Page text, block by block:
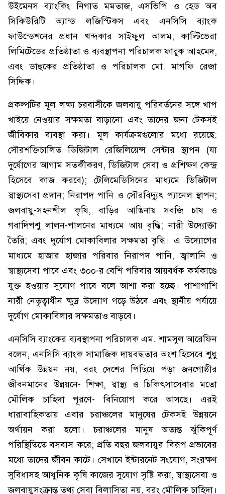
উইমেনস ব্যাংকিং নিগাত মমতাজ, এসভিপি ও হেড অব
সিকিউরিটি অ্যান্ড লজিস্টিকস এবং এনসিসি ব্যাংক
ফাউন্ডেশনের প্রধান খন্দকার সাইফুল আলম, কাল্টিভেরা
লিমিটেডের প্রতিষ্ঠাতা ও ব্যবস্থাপনা পরিচালক ফারুক আহমেদ,
এবং ডাহুকের প্রতিষ্ঠাতা ও পরিচালক মো. মাগফি রেজা
সিদ্দিক।
প্রকল্পটির মূল লক্ষ্য চরবাসীকে জলবায়ু পরিবর্তনের সঙ্গে খাপ
খাইয়ে নেওয়ার সক্ষমতা বাড়ানো এবং তাদের জন্য টেকসই
জীবিকার ব্যবস্থা করা। মূল কার্যক্রমগুলোর মধ্যে রয়েছে:
সৌরশক্তিচালিত ডিজিটাল রেজিলিয়েন্স সেন্টার স্থাপন (যা
দুর্যোগের আগাম সতর্কীকরণ, ডিজিটাল সেবা ও প্রশিক্ষণ কেন্দ্র
হিসেবে কাজ করবে); টেলিমেডিসিনের মাধ্যমে ডিজিটাল
স্বাস্থ্যসেবা প্রদান; নিরাপদ পানি ও সৌরবিদ্যুৎ প্যানেল স্থাপন;
জলবায়ু-সহনশীল কৃষি, বাড়ির আঙিনায় সবজি চাষ ও
গবাদিপশু লালন-পালনের মাধ্যমে আয় বৃদ্ধি; নারী উদ্যোক্তা
তৈরি; এবং দুর্যোগ মোকাবিলার সক্ষমতা বৃদ্ধি। এ উদ্যোগের
মাধ্যমে হাজার হাজার পরিবার নিরাপদ পানি, জ্বালানি ও
স্বাস্থ্যসেবা পাবে এবং ৩০০-র বেশি পরিবার আয়বর্ধক কর্মকাণ্ডে
যুক্ত হওয়ার সুযোগ পাবে বলে আশা করা হচ্ছে। পাশাপাশি
নারী নেতৃত্বাধীন ক্ষুদ্র উদ্যোগ গড়ে উঠবে এবং স্থানীয় পর্যায়ে
দুর্যোগ মোকাবিলার সক্ষমতাও বাড়বে।
এনসিসি ব্যাংকের ব্যবস্থাপনা পরিচালক এম. শামসুল আরেফিন
বলেন, এনসিসি ব্যাংক সামাজিক দায়বদ্ধতার অংশ হিসেবে শুধু
আর্থিক উন্নয়ন নয়, বরং দেশের পিছিয়ে পড়া জনগোষ্ঠীর
জীবনমানের উন্নয়নে- শিক্ষা, স্বাস্থ্য ও চিকিৎসাসেবার মতো
মৌলিক চাহিদা পূরণে- বিনিয়োগ করে আসছে। এরই
ধারাবাহিকতায় এবার চরাঞ্চলের মানুষের টেকসই উন্নয়নে
অর্থায়ন করা হলো। চরাঞ্চলের মানুষ অত্যন্ত ঝুঁকিপূর্ণ
পরিস্থিতিতে বসবাস করে; প্রতি বছর জলবায়ুর বিরূপ প্রভাবের
মধ্যে তাদের জীবন কাটে। সেখানে ইন্টারনেট সংযোগ, সংরক্ষণ
সুবিধাসহ আধুনিক কৃষি কাজের সুযোগ সৃষ্টি করা, স্বাস্থ্যসেবা ও
জলবায়ুসংক্রান্ত তথ্য সেবা বিলাসিতা নয়, বরং মৌলিক চাহিদা।